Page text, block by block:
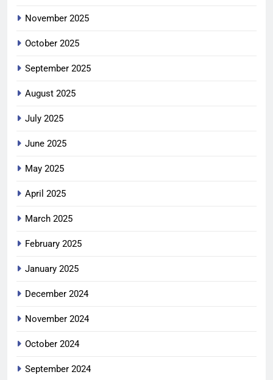
November 2025
October 2025
September 2025
August 2025
July 2025
June 2025
May 2025
April 2025
March 2025
February 2025
January 2025
December 2024
November 2024
October 2024
September 2024